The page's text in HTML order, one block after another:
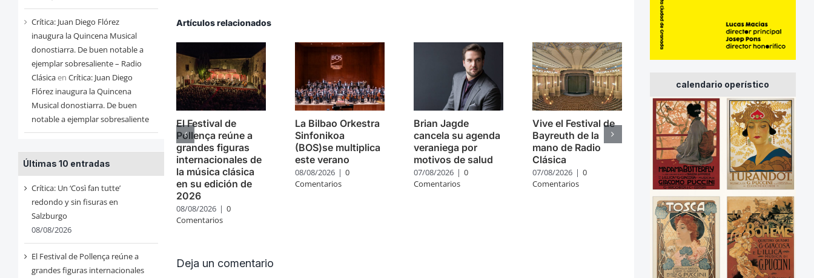
Crítica: Juan Diego Flórez
inaugura la Quincena Musical
donostiarra. De buen notable a
ejemplar sobresaliente – Radio
Clásicaen Crítica: Juan Diego
Flórez inaugura la Quincena
Musical donostiarra. De buen
notable a ejemplar sobresaliente
Últimas 10 entradas
Crítica: Un ‘Così fan tutte’
redondo y sin fisuras en
Salzburgo
08/08/2026
El Festival de Pollença reúne a
grandes figuras internacionales
Artículos relacionados
El Festival de
Pollença reúne a
grandes figuras
internacionales de
la música clásica
en su edición de
2026
08/08/2026 | 0
Comentarios
La Bilbao Orkestra
Sinfonikoa
(BOS)se multiplica
este verano
08/08/2026 | 0
Comentarios
Brian Jagde
cancela su agenda
veraniega por
motivos de salud
07/08/2026 | 0
Comentarios
Vive el Festival de
Bayreuth de la
mano de Radio
Clásica
07/08/2026 | 0
Comentarios
Deja un comentario
calendario operístico